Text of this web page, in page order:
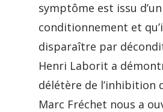
symptôme est issu d’un
conditionnement et
disparaître par
Henri Laborit a
délétère de l’inhibition
Marc Fréchet nous a